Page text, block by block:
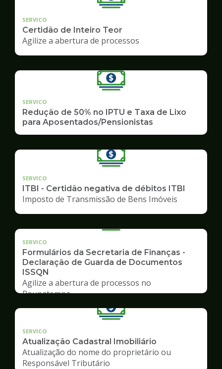
SERVICO
Certidão de Inteiro Teor
Agilize a abertura de processos
SERVICO
Redução de 50% no IPTU e Taxa de Lixo
para Aposentados/Pensionistas
SERVICO
ITBI - Certidão negativa de débitos ITBI
Imposto de Transmissão de Bens Imóveis
SERVICO
Formulários da Secretaria de Finanças -
Declaração de Guarda de Documentos
ISSQN
Agilize a abertura de processos no
Poupatempo
SERVICO
Atualização Cadastral Imobiliário
Atualização do nome do proprietário ou
Responsável Tributário